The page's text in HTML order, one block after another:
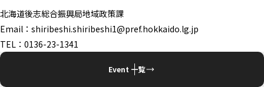
北海道後志総合振興局地域政策課
Email：shiribeshi.shiribeshi1@pref.hokkaido.lg.jp
TEL：0136-23-1341
Event 一覧